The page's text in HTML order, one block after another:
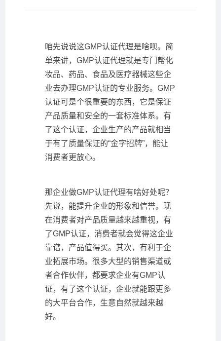
咱先说说这GMP认证代理是啥呗。简
单来讲，GMP认证代理就是专门帮化
妆品、药品、食品及医疗器械这些企
业去办理GMP认证的专业服务。GMP
认证可是个很重要的东西，它是保证
产品质量和安全的一套标准体系。有
了这个认证，企业生产的产品就相当
于有了质量保证的“金字招牌”，能让
消费者更放心。
那企业做GMP认证代理有啥好处呢？
先说，能提升企业的形象和信誉。现
在消费者对产品质量越来越重视，有
了GMP认证，消费者就会觉得这企业
靠谱，产品值得买。其次，有利于企
业拓展市场。很多大型的销售渠道或
者合作伙伴，都要求企业有GMP认
证，有了这个认证，企业就能跟更多
的大平台合作，生意自然就越来越
好。